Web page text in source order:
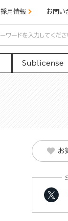
採用情報 お問い
Sublicense
お